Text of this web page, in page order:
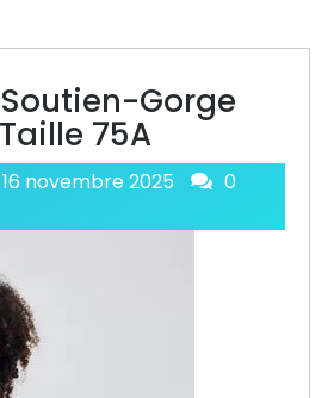
Gorge
75A
16 novembre 2025
0